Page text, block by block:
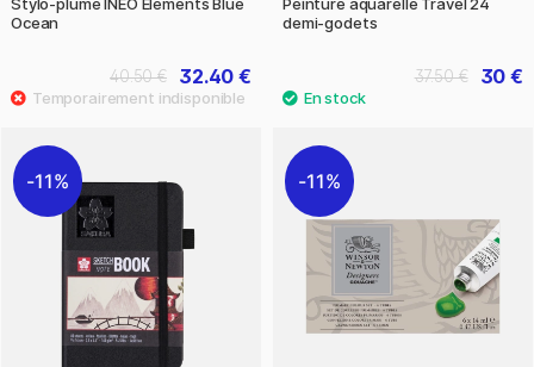
Ocean
32.40 €
40.50 €
demi-godets
30 €
37.50 €
11% 11%